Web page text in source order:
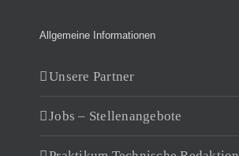
Allgemeine Informationen
Unsere Partner
Jobs – Stellenangebote